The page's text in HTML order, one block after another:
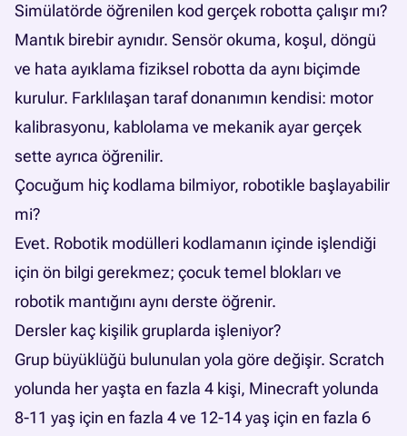
Simülatörde öğrenilen kod gerçek robotta çalışır mı?
Mantık birebir aynıdır. Sensör okuma, koşul, döngü
ve hata ayıklama fiziksel robotta da aynı biçimde
kurulur. Farklılaşan taraf donanımın kendisi: motor
kalibrasyonu, kablolama ve mekanik ayar gerçek
sette ayrıca öğrenilir.
Çocuğum hiç kodlama bilmiyor, robotikle başlayabilir
mi?
Evet. Robotik modülleri kodlamanın içinde işlendiği
için ön bilgi gerekmez; çocuk temel blokları ve
robotik mantığını aynı derste öğrenir.
Dersler kaç kişilik gruplarda işleniyor?
Grup büyüklüğü bulunulan yola göre değişir. Scratch
yolunda her yaşta en fazla 4 kişi, Minecraft yolunda
8-11 yaş için en fazla 4 ve 12-14 yaş için en fazla 6